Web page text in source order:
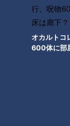
オカルトコ
600体に部
24時間
「人